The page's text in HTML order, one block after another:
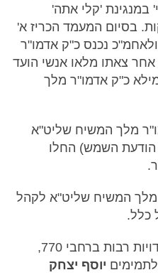
במנגינת 'קלי אתה'
בסיום המעמד הכריז א'
נכנס כ"ק אדמו"ר
צאתו מלאו אנשי הועד
כ"ק אדמו"ר מלך
מלך המשיח שליט"א
הודעת השמש) החלו
מלך המשיח שליט"א לקהל
כלל.
לאחר הריקודים החלו התוועדויות רבות ברחבי 770,
יוסף יצחק